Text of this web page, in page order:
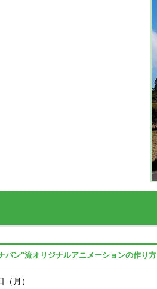
バン"流オリジナルアニメーションの作り方
月）